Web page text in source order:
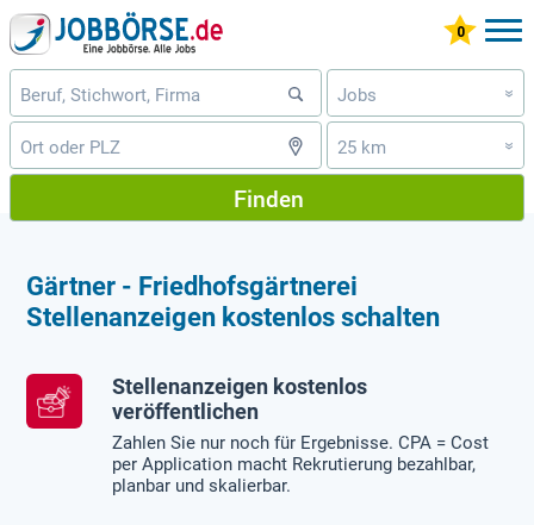
Jobs »
25 km »
Finden
Gärtner - Friedhofsgärtnerei
Stellenanzeigen kostenlos schalten
Stellenanzeigen kostenlos
veröffentlichen
Zahlen Sie nur noch für Ergebnisse. CPA = Cost
per Application macht Rekrutierung bezahlbar,
planbar und skalierbar.